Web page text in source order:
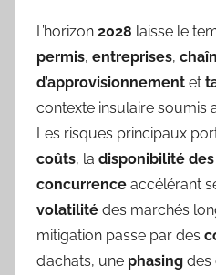
L’horizon 2028 laisse le
permis, entreprises,
d’approvisionnement et
contexte insulaire soumis
Les risques principaux
coûts, la disponibilité
concurrence accélérant
volatilité des marchés
mitigation passe par des
d’achats, une phasing des